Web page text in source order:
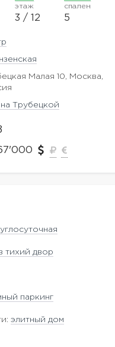
этаж
3 / 12
спален
5
Малая 10, Москва,
Трубецкой
тихий двор
паркинг
элитный дом